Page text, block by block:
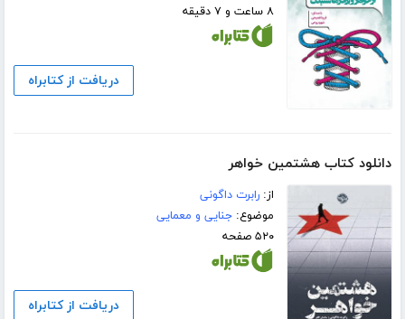
۸ ساعت و ۷ دقیقه
دریافت از کتابراه
دانلود کتاب هشتمین خواهر
از:رابرت داگونی
موضوع:جنایی و معمایی
۵۲۰ صفحه
دریافت از کتابراه